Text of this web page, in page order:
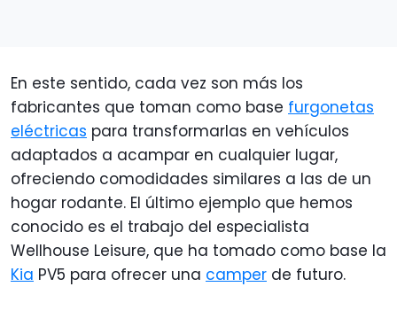
En este sentido, cada vez son más los
fabricantes que toman como base furgonetas
eléctricas para transformarlas en vehículos
adaptados a acampar en cualquier lugar,
ofreciendo comodidades similares a las de un
hogar rodante. El último ejemplo que hemos
conocido es el trabajo del especialista
Wellhouse Leisure, que ha tomado como base la
Kia PV5 para ofrecer una camper de futuro.